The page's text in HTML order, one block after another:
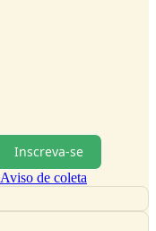
Inscreva-se
Aviso de coleta